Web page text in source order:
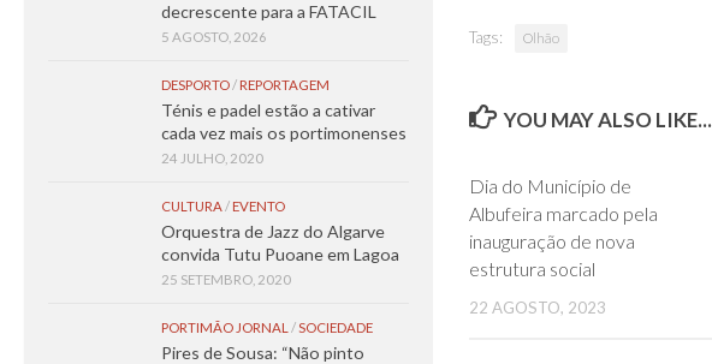
Tags: Olhão
YOU MAY ALSO LIKE...
Dia do Município de
Albufeira marcado pela
inauguração de nova
estrutura social
22 AGOSTO, 2023
decrescente para a FATACIL
5 AGOSTO, 2026
DESPORTO/ REPORTAGEM
Ténis e padel estão a cativar
cada vez mais os portimonenses
24 JULHO, 2020
CULTURA/ EVENTO
Orquestra de Jazz do Algarve
convida Tutu Puoane em Lagoa
25 SETEMBRO, 2020
PORTIMÃO JORNAL /SOCIEDADE
Pires de Sousa: “Não pinto